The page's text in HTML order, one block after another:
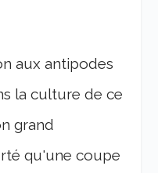
aux antipodes
la culture de ce
grand
qu'une coupe